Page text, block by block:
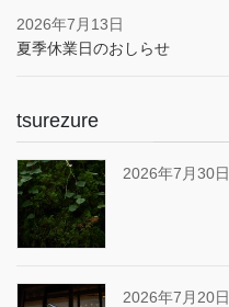
2026年7月13日
夏季休業日のおしらせ
tsurezure
2026年7月30日
2026年7月20日